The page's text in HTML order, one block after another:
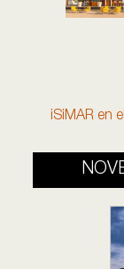
iSiMAR en